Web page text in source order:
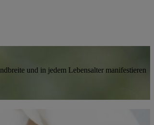
und in jedem Lebensalter manifestieren